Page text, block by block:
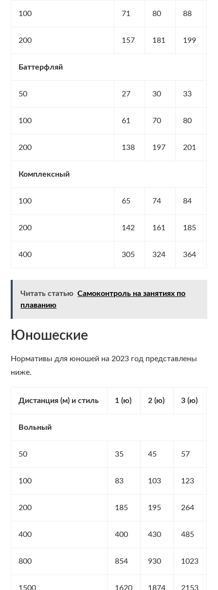
100 71 80 88
200 157 181 199
Баттерфляй
50 27 30 33
100 61 70 80
200 138 197 201
Комплексный
100 65 74 84
200 142 161 185
400 305 324 364
Читать статью Самоконтроль на занятиях по
плаванию
Юношеские
Нормативы для юношей на 2023 год представлены
ниже.
Дистанция (м) и стиль 1 (ю) 2 (ю) 3 (ю)
Вольный
50 35 45 57
100 83 103 123
200 185 195 264
400 400 430 485
800 854 930 1023
1500 1620 1874 2153